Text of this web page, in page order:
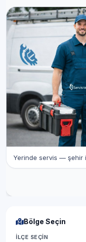
Yerinde servis — şehir
Bölge Seçin
İLÇE SEÇIN